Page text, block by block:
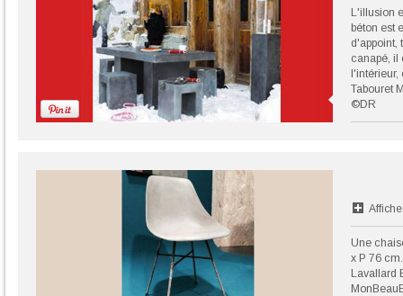
L'illusion
béton est
d'appoint,
canapé, il
Tabouret
©DR
Une
x P 76
Lavallard